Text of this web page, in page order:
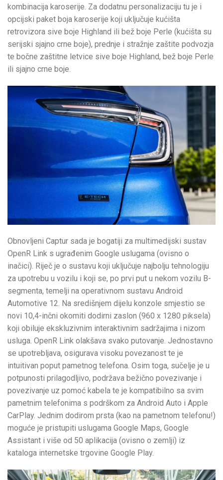
kombinacija karoserije. Za dodatnu personalizaciju tu je i
opcijski paket boja karoserije koji uključuje kućišta
retrovizora sive boje Highland ili bež boje Perle (kućišta su
serijski sjajno crne boje), prednje i stražnje zaštite podvozja
te bočne zaštitne letvice sive boje Highland, bež boje Perle
ili sjajno crne boje.
Obnovljeni Captur sada je bogatiji za multimedijski sustav
OpenR Link s ugrađenim Google uslugama (ovisno o
inačici). Riječ je o sustavu koji uključuje najbolju tehnologiju
za upotrebu u vozilu i koji se, po prvi put u nekom vozilu B-
segmenta, temelji na operativnom sustavu Android
Automotive 12. Na središnjem dijelu konzole smjestio se
novi 10,4-inčni okomiti dodirni zaslon (960 x 1280 piksela)
koji obiluje ekskluzivnim interaktivnim sadržajima i nizom
usluga. OpenR Link olakšava svako putovanje. Jednostavno
se upotrebljava, osigurava visoku povezanost te je
intuitivan poput pametnog telefona. Osim toga, sučelje je u
potpunosti prilagodljivo, podržava bežično povezivanje i
povezivanje uz pomoć kabela te je kompatibilno sa svim
pametnim telefonima s podrškom za Android Auto i Apple
CarPlay. Jednim dodirom prsta (kao na pametnom telefonu!)
moguće je pristupiti uslugama Google Maps, Google
Assistant i više od 50 aplikacija (ovisno o zemlji) iz
kataloga internetske trgovine Google Play.